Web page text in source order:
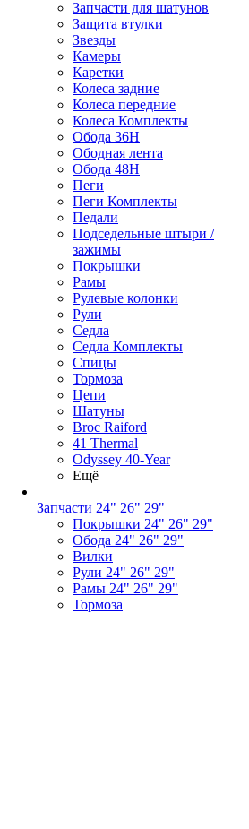
Запчасти для шатунов
Защита втулки
Звезды
Камеры
Каретки
Колеса задние
Колеса передние
Колеса Комплекты
Обода 36H
Ободная лента
Обода 48H
Пеги
Пеги Комплекты
Педали
Подседельные штыри /
зажимы
Покрышки
Рамы
Рулевые колонки
Рули
Седла
Седла Комплекты
Спицы
Тормоза
Цепи
Шатуны
Broc Raiford
41 Thermal
Odyssey 40-Year
Ещё
Запчасти 24" 26" 29"
Покрышки 24" 26" 29"
Обода 24" 26" 29"
Вилки
Рули 24" 26" 29"
Рамы 24" 26" 29"
Тормоза